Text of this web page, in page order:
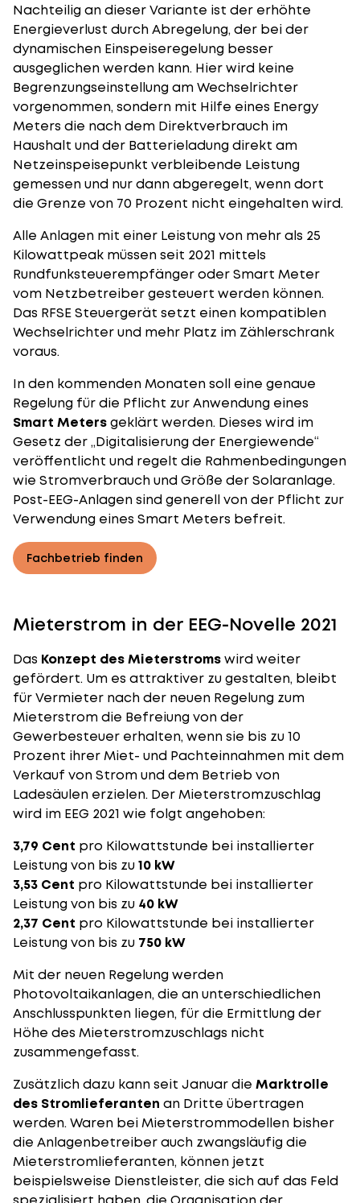
Nachteilig an dieser Variante ist der erhöhte
Energieverlust durch Abregelung, der bei der
dynamischen Einspeiseregelung besser
ausgeglichen werden kann. Hier wird keine
Begrenzungseinstellung am Wechselrichter
vorgenommen, sondern mit Hilfe eines Energy
Meters die nach dem Direktverbrauch im
Haushalt und der Batterieladung direkt am
Netzeinspeisepunkt verbleibende Leistung
gemessen und nur dann abgeregelt, wenn dort
die Grenze von 70 Prozent nicht eingehalten wird.
Alle Anlagen mit einer Leistung von mehr als 25
Kilowattpeak müssen seit 2021 mittels
Rundfunksteuerempfänger oder Smart Meter
vom Netzbetreiber gesteuert werden können.
Das RFSE Steuergerät setzt einen kompatiblen
Wechselrichter und mehr Platz im Zählerschrank
voraus.
In den kommenden Monaten soll eine genaue
Regelung für die Pflicht zur Anwendung eines
Smart Metersgeklärt werden. Dieses wird im
Gesetz der „Digitalisierung der Energiewende“
veröffentlicht und regelt die Rahmenbedingungen
wie Stromverbrauch und Größe der Solaranlage.
Post-EEG-Anlagen sind generell von der Pflicht zur
Verwendung eines Smart Meters befreit.
Fachbetrieb finden
Mieterstrom in der EEG-Novelle 2021
Das Konzept des Mieterstromswird weiter
gefördert. Um es attraktiver zu gestalten, bleibt
für Vermieter nach der neuen Regelung zum
Mieterstrom die Befreiung von der
Gewerbesteuer erhalten, wenn sie bis zu 10
Prozent ihrer Miet- und Pachteinnahmen mit dem
Verkauf von Strom und dem Betrieb von
Ladesäulen erzielen. Der Mieterstromzuschlag
wird im EEG 2021 wie folgt angehoben:
3,79 Cent pro Kilowattstunde bei installierter
Leistung von bis zu10 kW
3,53 Cent pro Kilowattstunde bei installierter
Leistung von bis zu 40 kW
2,37 Cent pro Kilowattstunde bei installierter
Leistung von bis zu 750 kW
Mit der neuen Regelung werden
Photovoltaikanlagen, die an unterschiedlichen
Anschlusspunkten liegen, für die Ermittlung der
Höhe des Mieterstromzuschlags nicht
zusammengefasst.
Zusätzlich dazu kann seit Januar die Marktrolle
des Stromlieferanten an Dritte übertragen
werden. Waren bei Mieterstrommodellen bisher
die Anlagenbetreiber auch zwangsläufig die
Mieterstromlieferanten, können jetzt
beispielsweise Dienstleister, die sich auf das Feld